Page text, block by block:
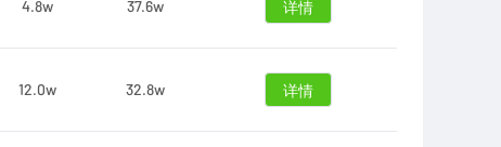
4.8w 37.6w 详情
12.0w 32.8w 详情